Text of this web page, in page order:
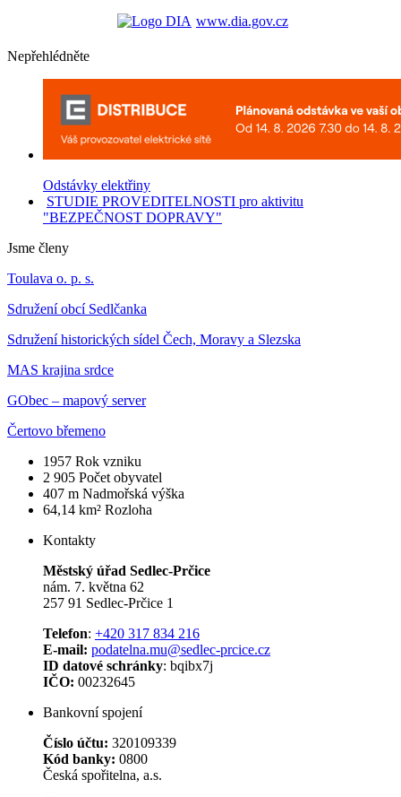
www.dia.gov.cz
Nepřehlédněte
Odstávky elektřiny
STUDIE PROVEDITELNOSTI pro aktivitu
"BEZPEČNOST DOPRAVY"
Jsme členy
Toulava o. p. s.
Sdružení obcí Sedlčanka
Sdružení historických sídel Čech, Moravy a Slezska
MAS krajina srdce
GObec – mapový server
Čertovo břemeno
1957 Rok vzniku
2 905 Počet obyvatel
407 m Nadmořská výška
64,14 km² Rozloha
Kontakty
Městský úřad Sedlec-Prčice
nám. 7. května 62
257 91 Sedlec-Prčice 1
Telefon: +420 317 834 216
E-mail: podatelna.mu@sedlec-prcice.cz
ID datové schránky: bqibx7j
IČO: 00232645
Bankovní spojení
Číslo účtu: 320109339
Kód banky: 0800
Česká spořitelna, a.s.